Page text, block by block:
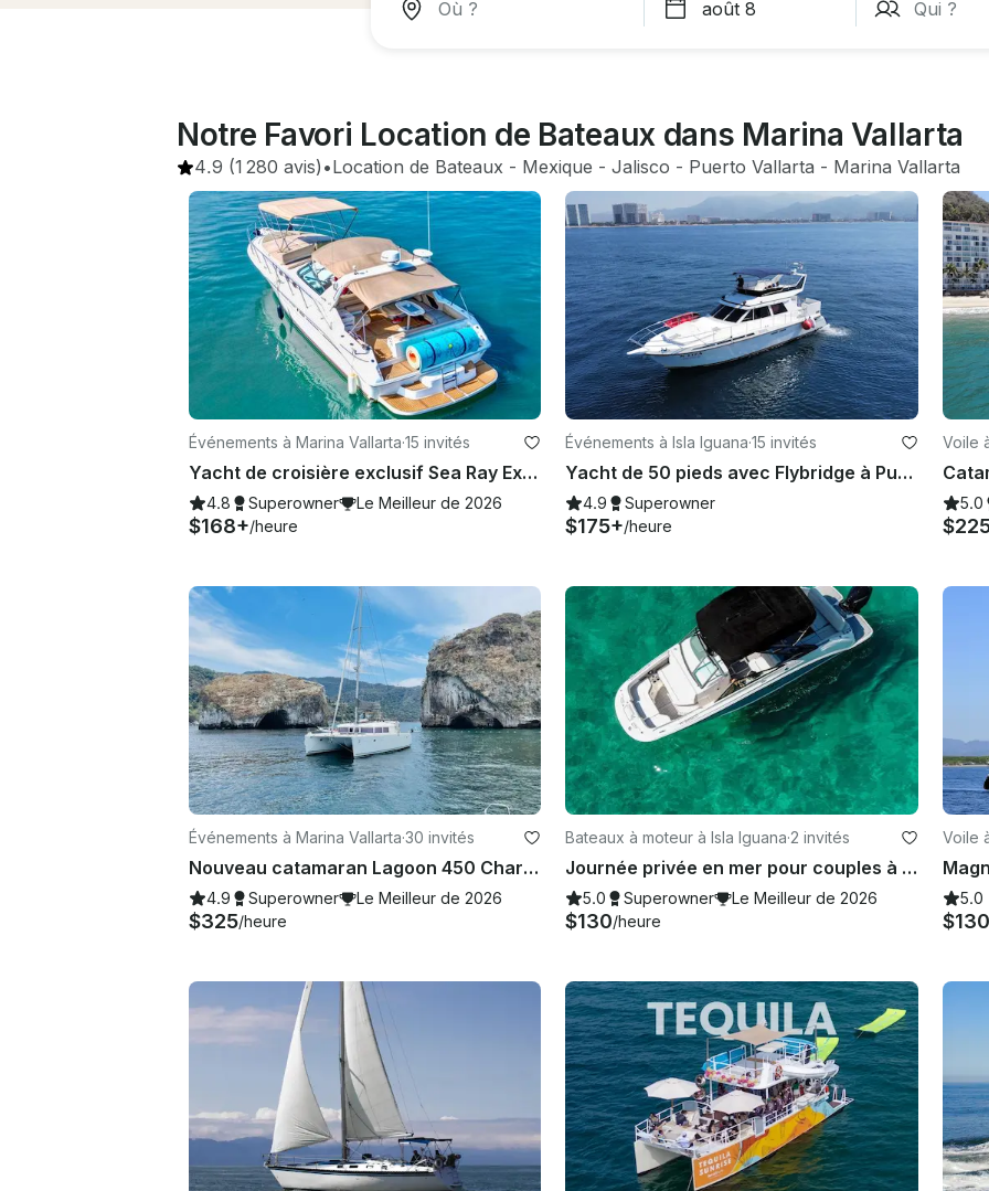
Notre Favori Location de Bateaux dans Marina Vallarta
4.9 (1 280 avis) •Location de Bateaux - Mexique - Jalisco - Puerto Vallarta - Marina Vallarta
Événements à Marina Vallarta·15 invités
Yacht de croisière exclusif Sea Ray Express
4.8 Superowner Le Meilleur de 2026
$168+/heure
Événements à Isla Iguana·15 invités
Yacht de 50 pieds avec Flybridge à Puerto Vallarta
4.9 Superowner
$175+/heure
Voile
5.0
Événements à Marina Vallarta·30 invités
Nouveau catamaran Lagoon 450 Charter — Jusqu'à 30 personnes à Puerto Vallarta, au Mexique
4.9 Superowner Le Meilleur de 2026
$325/heure
Bateaux à moteur à Isla Iguana·2 invités
Journée privée en mer pour couples à Puerto Vallarta
5.0 Superowner Le Meilleur de 2026
$130/heure
Voile
5.0